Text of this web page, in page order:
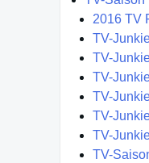
2016 TV
TV-
TV-
TV-
TV-
TV-
TV-
TV-